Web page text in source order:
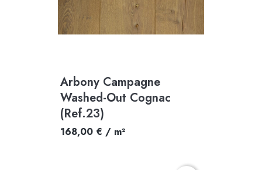
Arbony Campagne
Washed-Out Cognac
(Ref.23)
168,00 € / m²